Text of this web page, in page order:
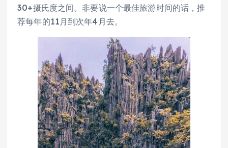
30+摄氏度之间。非要说一个最佳旅游时间的话，推
荐每年的11月到次年4月去。